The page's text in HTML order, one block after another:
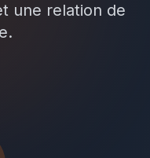
une relation de